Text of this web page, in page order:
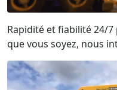
Rapidité et fiabilité 24/
que vous soyez, nous